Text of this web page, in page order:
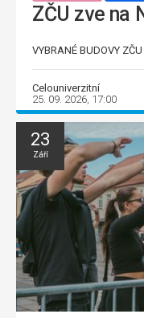
ZČU zve na
VYBRANÉ BUDOVY
Celouniverzitní
25. 09. 2026, 17:00
23
Září